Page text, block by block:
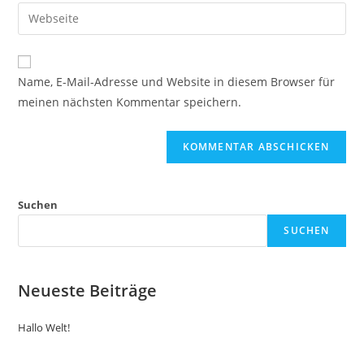
zum
Kommentieren
ein
E-
Mail-
zum
Kommentieren
ein
Gib
deine
Website-
URL
Name, E-Mail-Adresse und Website in diesem Browser für
meinen nächsten Kommentar speichern.
Suchen
SUCHEN
Neueste Beiträge
Hallo Welt!